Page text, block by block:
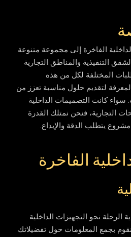
الفاخرة إلى مجموعة متنوعة
التنفيذية والمناطق التجارية
المختلفة لكل من هذه
لتقديم حلول مناسبة تعزز من
كانت التصميمات الداخلية
التجارية، فنحن نمتلك القدرة
يتطلب الدقة والإبداع.
الفاخرة
الرحلة نحو التجهيزات الداخلية
بجمع المعلومات حول تفضيلاتك